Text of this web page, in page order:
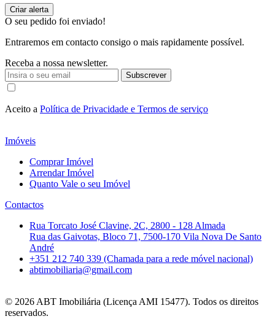
O seu pedido foi enviado!
Entraremos em contacto consigo o mais rapidamente possível.
Receba a nossa newsletter.
Subscrever
Aceito a Política de Privacidade e Termos de serviço
Imóveis
Comprar Imóvel
Arrendar Imóvel
Quanto Vale o seu Imóvel
Contactos
Rua Torcato José Clavine, 2C, 2800 - 128 Almada
Rua das Gaivotas, Bloco 71, 7500-170 Vila Nova De Santo
André
+351 212 740 339 (Chamada para a rede móvel nacional)
abtimobiliaria@gmail.com
© 2026 ABT Imobiliária (Licença AMI 15477). Todos os direitos
reservados.